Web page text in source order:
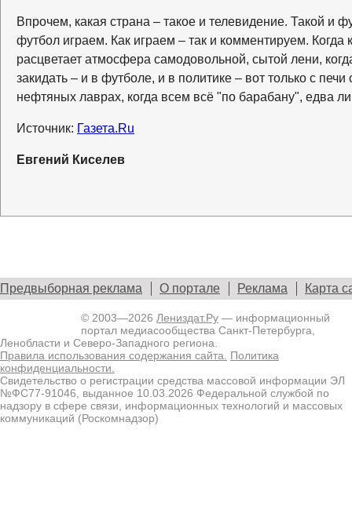
Впрочем, какая страна – такое и телевидение. Такой и
футбол играем. Как играем – так и комментируем. Когда
расцветает атмосфера самодовольной, сытой лени,
закидать – и в футболе, и в политике – вот только с
нефтяных лаврах, когда всем всё "по барабану", едва
Источник: Газета.Ru
Евгений Киселев
Предвыборная реклама О портале Реклама Карта
© 2003—2026 Лениздат.Ру — информационный
портал медиасообщества Санкт-Петербурга,
Ленобласти и Северо-Западного региона.
Правила использования содержания сайта.
Политика
конфиденциальности.
Свидетельство о регистрации средства массовой информации ЭЛ
№ФС77-91046, выданное 10.03.2026 Федеральной службой по
надзору в сфере связи, информационных технологий и массовых
коммуникаций (Роскомнадзор)